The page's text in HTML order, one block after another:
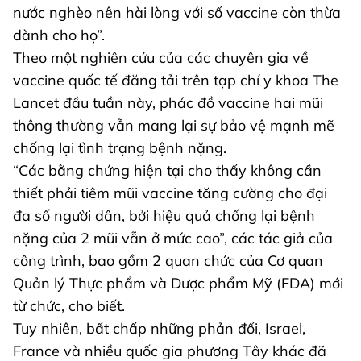
nước nghèo nên hài lòng với số vaccine còn thừa
dành cho họ”.
Theo một nghiên cứu của các chuyên gia về
vaccine quốc tế đăng tải trên tạp chí y khoa The
Lancet đầu tuần này, phác đồ vaccine hai mũi
thông thường vẫn mang lại sự bảo vệ mạnh mẽ
chống lại tình trạng bệnh nặng.
“Các bằng chứng hiện tại cho thấy không cần
thiết phải tiêm mũi vaccine tăng cường cho đại
đa số người dân, bởi hiệu quả chống lại bệnh
nặng của 2 mũi vẫn ở mức cao”, các tác giả của
công trình, bao gồm 2 quan chức của Cơ quan
Quản lý Thực phẩm và Dược phẩm Mỹ (FDA) mới
từ chức, cho biết.
Tuy nhiên, bất chấp những phản đối, Israel,
France và nhiều quốc gia phương Tây khác đã